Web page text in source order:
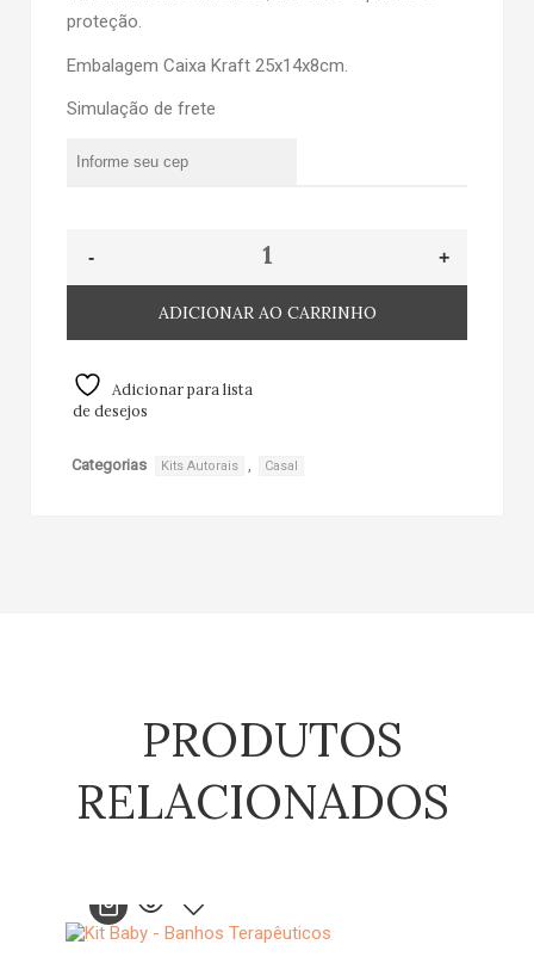
proteção.
Embalagem Caixa Kraft 25x14x8cm.
Simulação de frete
ADICIONAR AO CARRINHO
Adicionar para lista
de desejos
Categorias Kits Autorais , Casal
PRODUTOS
RELACIONADOS